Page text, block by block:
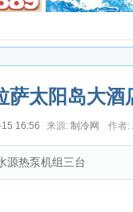
萨太阳岛大酒
16:56 来源: 制冷网 作者:
源热泵机组三台